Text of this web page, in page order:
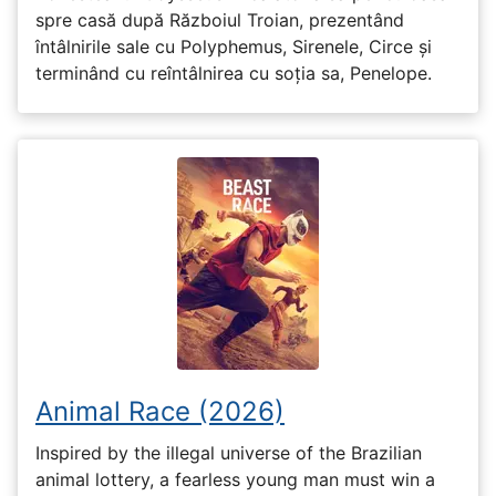
spre casă după Războiul Troian, prezentând
întâlnirile sale cu Polyphemus, Sirenele, Circe și
terminând cu reîntâlnirea cu soția sa, Penelope.
Animal Race (2026)
Inspired by the illegal universe of the Brazilian
animal lottery, a fearless young man must win a